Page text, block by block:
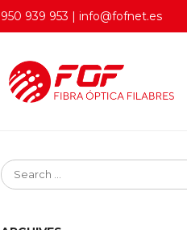
950 939 953 | info@fofnet.es